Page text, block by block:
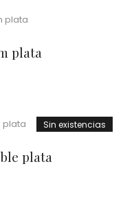
plata
Sin existencias
plata